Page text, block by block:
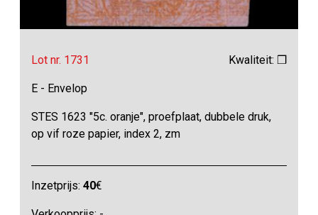
Lot nr. 1731 Kwaliteit: ❒
E - Envelop
STES 1623 "5c. oranje", proefplaat, dubbele druk,
op vif roze papier, index 2, zm
Inzetprijs:40€